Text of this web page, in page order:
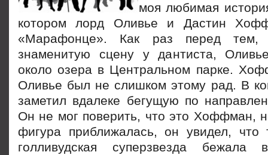
моя любимая
котором лорд Оливье и Дастин
«Марафонце». Как раз перед тем,
знаменитую сцену у дантиста,
около озера в Центральном парке.
Оливье был не слишком этому рад. В
заметил вдалеке бегущую по
Он не мог поверить, что это Хоффман,
фигура приближалась, он увидел,
голливудская суперзвезда бежала